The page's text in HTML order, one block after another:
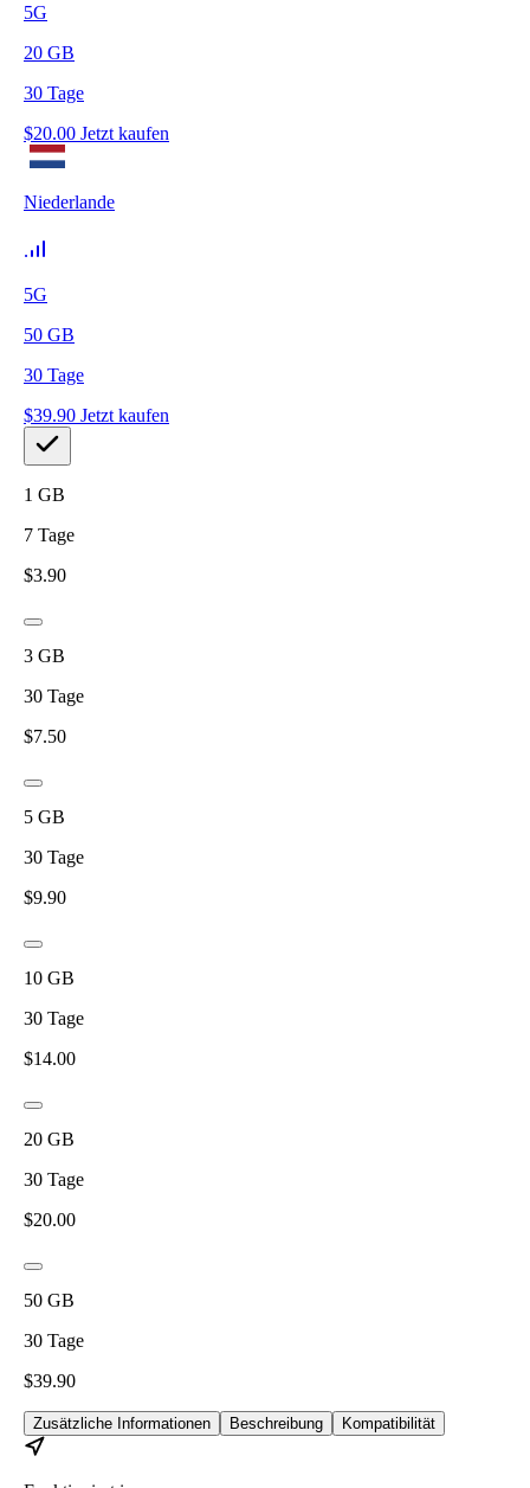
5G
20 GB
30 Tage
$20.00 Jetzt kaufen
Niederlande
5G
50 GB
30 Tage
$39.90 Jetzt kaufen
1 GB
7 Tage
$3.90
3 GB
30 Tage
$7.50
5 GB
30 Tage
$9.90
10 GB
30 Tage
$14.00
20 GB
30 Tage
$20.00
50 GB
30 Tage
$39.90
Zusätzliche Informationen Beschreibung Kompatibilität